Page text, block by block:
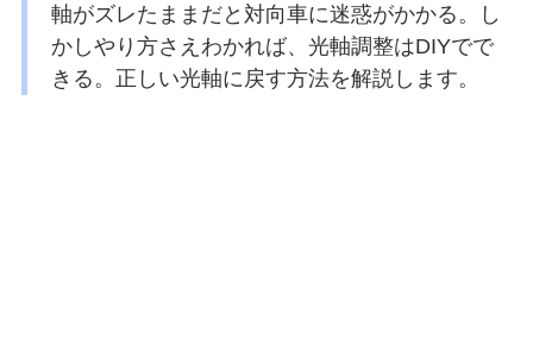
軸がズレたままだと対向車に迷惑がかかる。し
かしやり方さえわかれば、光軸調整はDIYでで
きる。正しい光軸に戻す方法を解説します。